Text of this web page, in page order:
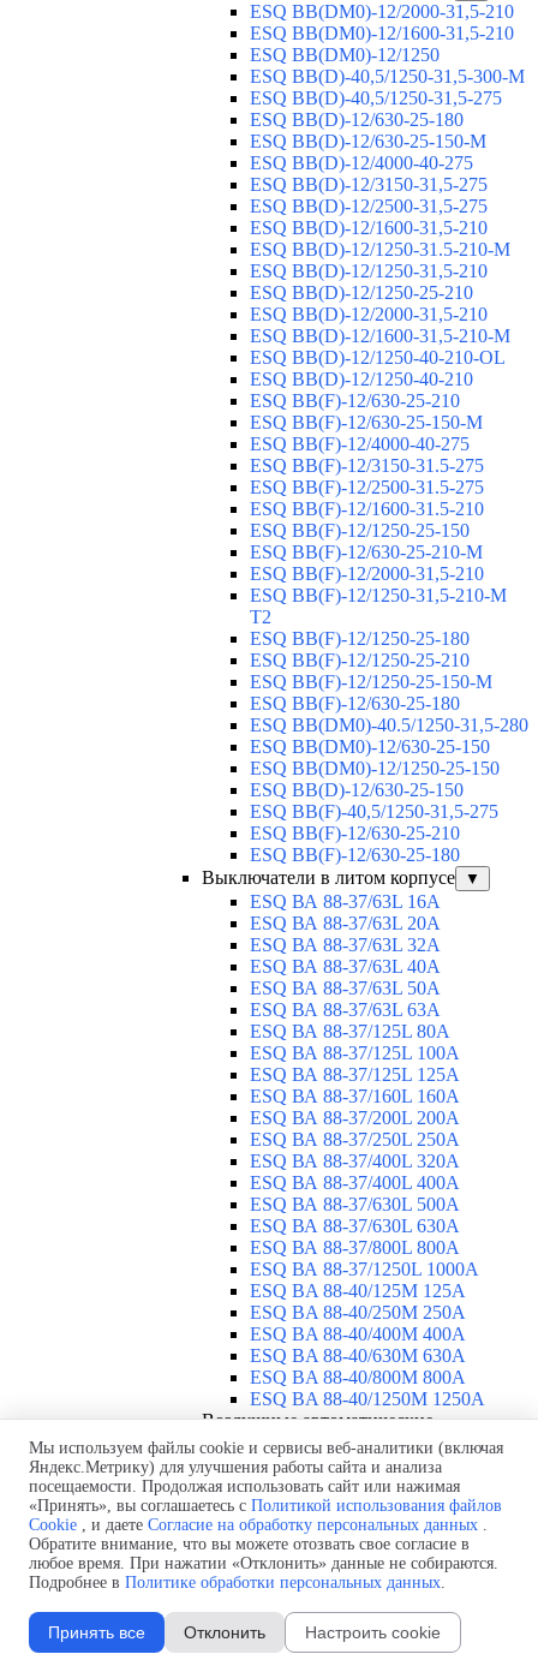
ESQ ВВ(DM0)-12/2000-31,5-210
ESQ ВВ(DM0)-12/1600-31,5-210
ESQ ВВ(DM0)-12/1250
ESQ ВВ(D)-40,5/1250-31,5-300-М
ESQ ВВ(D)-40,5/1250-31,5-275
ESQ ВВ(D)-12/630-25-180
ESQ ВВ(D)-12/630-25-150-М
ESQ ВВ(D)-12/4000-40-275
ESQ ВВ(D)-12/3150-31,5-275
ESQ ВВ(D)-12/2500-31,5-275
ESQ ВВ(D)-12/1600-31,5-210
ESQ ВВ(D)-12/1250-31.5-210-М
ESQ ВВ(D)-12/1250-31,5-210
ESQ ВВ(D)-12/1250-25-210
ESQ BB(D)-12/2000-31,5-210
ESQ BB(D)-12/1600-31,5-210-М
ESQ BB(D)-12/1250-40-210-OL
ESQ BB(D)-12/1250-40-210
ESQ ВВ(F)-12/630-25-210
ESQ ВВ(F)-12/630-25-150-М
ESQ ВВ(F)-12/4000-40-275
ESQ ВВ(F)-12/3150-31.5-275
ESQ ВВ(F)-12/2500-31.5-275
ESQ ВВ(F)-12/1600-31.5-210
ESQ ВВ(F)-12/1250-25-150
ESQ BB(F)-12/630-25-210-М
ESQ BB(F)-12/2000-31,5-210
ESQ BB(F)-12/1250-31,5-210-М
T2
ESQ BB(F)-12/1250-25-180
ESQ ВВ(F)-12/1250-25-210
ESQ ВВ(F)-12/1250-25-150-М
ESQ BB(F)-12/630-25-180
ESQ ВВ(DM0)-40.5/1250-31,5-280
ESQ ВВ(DM0)-12/630-25-150
ESQ ВВ(DM0)-12/1250-25-150
ESQ BB(D)-12/630-25-150
ESQ ВВ(F)-40,5/1250-31,5-275
ESQ ВВ(F)-12/630-25-210
ESQ ВВ(F)-12/630-25-180
Выключатели в литом корпусе
▼
ESQ ВА 88-37/63L 16A
ESQ ВА 88-37/63L 20A
ESQ ВА 88-37/63L 32A
ESQ ВА 88-37/63L 40A
ESQ ВА 88-37/63L 50A
ESQ ВА 88-37/63L 63A
ESQ ВА 88-37/125L 80A
ESQ ВА 88-37/125L 100A
ESQ ВА 88-37/125L 125A
ESQ ВА 88-37/160L 160A
ESQ ВА 88-37/200L 200A
ESQ ВА 88-37/250L 250A
ESQ ВА 88-37/400L 320A
ESQ ВА 88-37/400L 400A
ESQ ВА 88-37/630L 500A
ESQ ВА 88-37/630L 630A
ESQ ВА 88-37/800L 800A
ESQ ВА 88-37/1250L 1000A
ESQ BA 88-40/125M 125A
ESQ BA 88-40/250M 250A
ESQ BA 88-40/400M 400A
ESQ BA 88-40/630М 630A
ESQ BA 88-40/800M 800A
ESQ BA 88-40/1250М 1250A
Воздушные автоматические
выключатели
▼
ESQ ВА99-40B 3F M2C2S2 M
2500A
ESQ ВА99-40A 3F M2C2S2 М
800A
ESQ ВА99-40A 3F M2C2S2 М
630A
ESQ ВА99-40A 3F M2C2S2 М
2000A
ESQ ВА99-40A 3F M2C2S2 М
Мы используем файлы cookie и сервисы веб-аналитики (включая
Яндекс.Метрику) для улучшения работы сайта и анализа
посещаемости. Продолжая использовать сайт или нажимая
«Принять», вы соглашаетесь с Политикой использования файлов
Cookie , и даете Согласие на обработку персональных данных .
Обратите внимание, что вы можете отозвать свое согласие в
любое время. При нажатии «Отклонить» данные не собираются.
Подробнее в Политике обработки персональных данных.
Принять все Отклонить Настроить cookie